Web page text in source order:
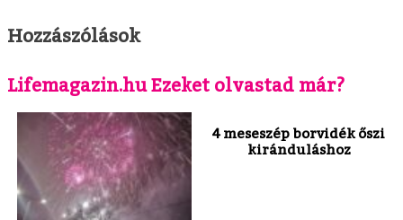
Hozzászólások
Lifemagazin.hu Ezeket olvastad már?
4 meseszép borvidék őszi
kiránduláshoz